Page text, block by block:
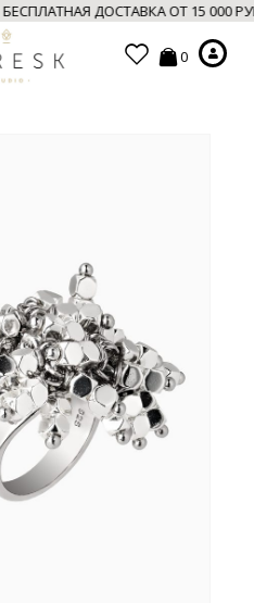
БЕСПЛАТНАЯ ДОСТАВКА ОТ 15
0